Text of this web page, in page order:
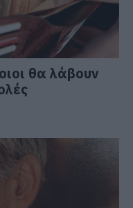
θα λάβουν